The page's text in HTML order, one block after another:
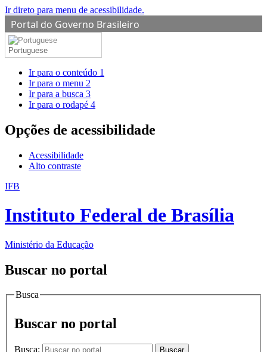
Ir direto para menu de acessibilidade.
Portal do Governo Brasileiro
Portuguese
Ir para o conteúdo 1
Ir para o menu 2
Ir para a busca 3
Ir para o rodapé 4
Opções de acessibilidade
Acessibilidade
Alto contraste
IFB
Instituto Federal de Brasília
Ministério da Educação
Buscar no portal
Busca
Buscar no portal
Busca: Buscar